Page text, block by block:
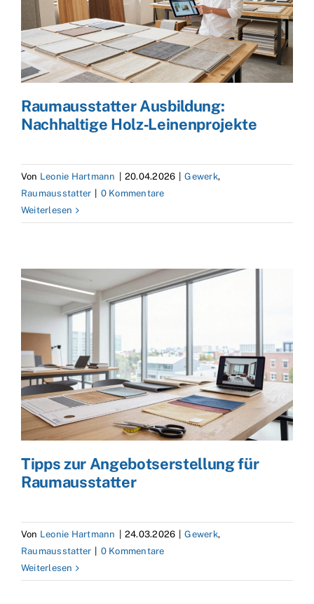
Raumausstatter Ausbildung:
Nachhaltige Holz‑Leinenprojekte
Von Leonie Hartmann 20.04.2026 Gewerk,
Raumausstatter
0 Kommentare
Weiterlesen
Tipps zur Angebotserstellung für
Raumausstatter
Von Leonie Hartmann 24.03.2026 Gewerk,
Raumausstatter
0 Kommentare
Weiterlesen